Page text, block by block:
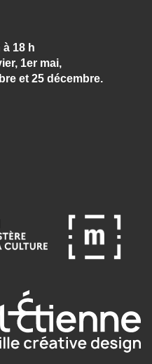
18 h
1er mai,
et 25 décembre.